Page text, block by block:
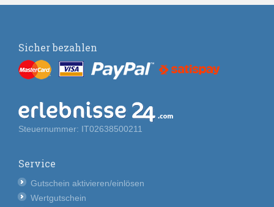
Sicher bezahlen
Steuernummer: IT02638500211
Service
Gutschein aktivieren/einlösen
Wertgutschein